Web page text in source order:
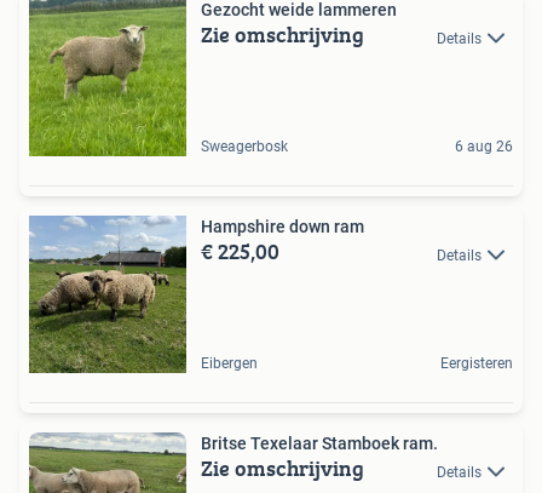
Gezocht weide lammeren
Zie omschrijving Details
Sweagerbosk 6 aug 26
Hampshire down ram
€ 225,00 Details
Eibergen Eergisteren
Britse Texelaar Stamboek ram.
Zie omschrijving Details